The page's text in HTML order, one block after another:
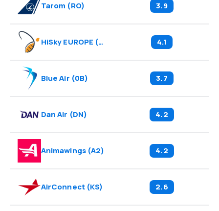
Tarom (RO) 3.9
HiSky EUROPE (H4 4.1
Blue Air (0B) 3.7
Dan Air (DN) 4.2
Animawings(A2) 4.2
AirConnect(KS) 2.6